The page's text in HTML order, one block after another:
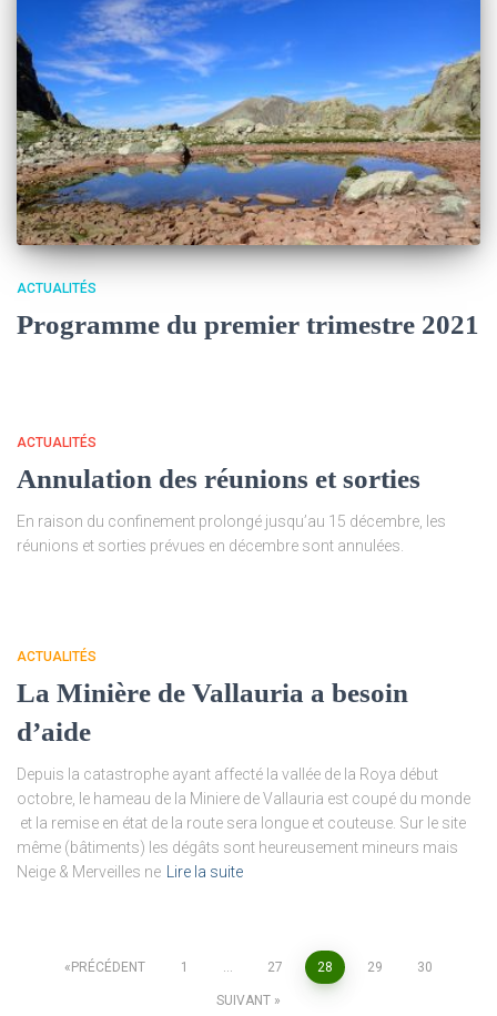
ACTUALITÉS
Programme du premier trimestre 2021
ACTUALITÉS
Annulation des réunions et sorties
En raison du confinement prolongé jusqu’au 15 décembre, les
réunions et sorties prévues en décembre sont annulées.
ACTUALITÉS
La Minière de Vallauria a besoin
d’aide
Depuis la catastrophe ayant affecté la vallée de la Roya début
octobre, le hameau de la Miniere de Vallauria est coupé du monde
et la remise en état de la route sera longue et couteuse. Sur le site
même (bâtiments) les dégâts sont heureusement mineurs mais
Neige & Merveilles ne
Lire la suite
Pagination
PRÉCÉDENT 1 … 27 28 29 30
SUIVANT